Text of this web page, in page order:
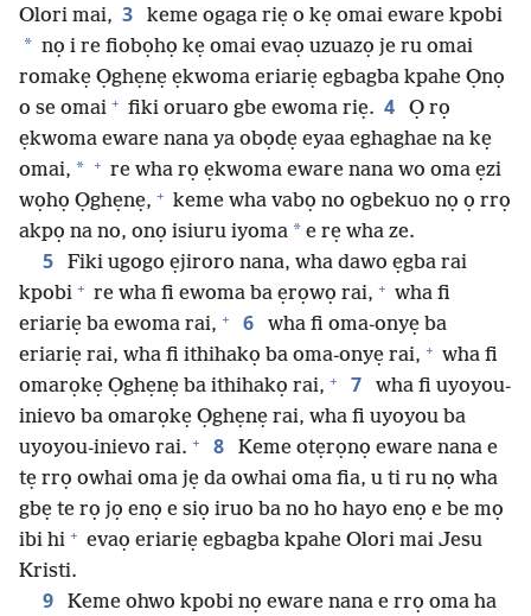
Olori mai, 3 keme ogaga riẹ o kẹ omai eware kpobi
* nọ i re fiobọhọ kẹ omai evaọ uzuazọ je ru omai
romakẹ Ọghẹnẹ ẹkwoma eriariẹ egbagba kpahe Ọnọ
o se omai + fiki oruaro gbe ewoma riẹ. 4
Ọ rọ
ẹkwoma eware nana ya obọdẹ eyaa eghaghae na kẹ
omai, * + re wha rọ ẹkwoma eware nana wo oma ẹzi
wọhọ Ọghẹnẹ, + keme wha vabọ no ogbekuo nọ ọ rrọ
akpọ na no, onọ isiuru iyoma * e rẹ wha ze.
5
Fiki ugogo ẹjiroro nana, wha dawo ẹgba rai
kpobi + re wha fi ewoma ba ẹrọwọ rai, + wha fi
eriariẹ ba ewoma rai, + 6
wha fi oma-onyẹ ba
eriariẹ rai, wha fi ithihakọ ba oma-onyẹ rai, + wha fi
omarọkẹ Ọghẹnẹ ba ithihakọ rai, + 7
wha fi uyoyou-
inievo ba omarọkẹ Ọghẹnẹ rai, wha fi uyoyou ba
uyoyou-inievo rai. + 8
Keme otẹrọnọ eware nana e
tẹ rrọ owhai oma jẹ da owhai oma fia, u ti ru nọ wha
gbẹ te rọ jọ enọ e siọ iruo ba no ho hayo enọ e be mọ
ibi hi + evaọ eriariẹ egbagba kpahe Olori mai Jesu
Kristi.
9
Keme ohwo kpobi nọ eware nana e rrọ oma ha